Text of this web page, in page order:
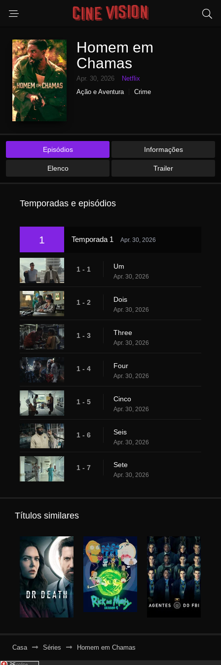
Homem em
Chamas
Apr. 30, 2026
Netflix
Ação e Aventura
Crime
Episódios Informações
Elenco Trailer
Temporadas e episódios
1 Temporada 1 Apr. 30, 2026
1 - 1 Um
Apr. 30, 2026
1 - 2 Dois
Apr. 30, 2026
1 - 3 Three
Apr. 30, 2026
1 - 4 Four
Apr. 30, 2026
1 - 5 Cinco
Apr. 30, 2026
1 - 6 Seis
Apr. 30, 2026
1 - 7 Sete
Apr. 30, 2026
Títulos similares
Casa Séries Homem em Chamas